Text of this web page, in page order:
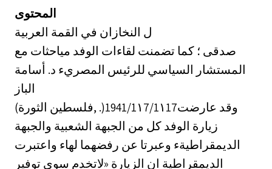
المحتوى
ل النخازان في القمة العربية
صدقى ؛ كما تضمنت لقاءات الوفد مياحثات مع
المستشار السياسي للرئيس المصريء د. أسامة
الباز
(فلسطين الثورة, ‎.)1941/1١7/1١17‏ وقد عارضت
زيارة الوفد كل من الجبهة الشعبية والجبهة
الديمقراطيةء وعبرتا عن رفضهما لهاء واعتبرت
الديمقراطية ان الزيارة «لاتخدم سوى توفير